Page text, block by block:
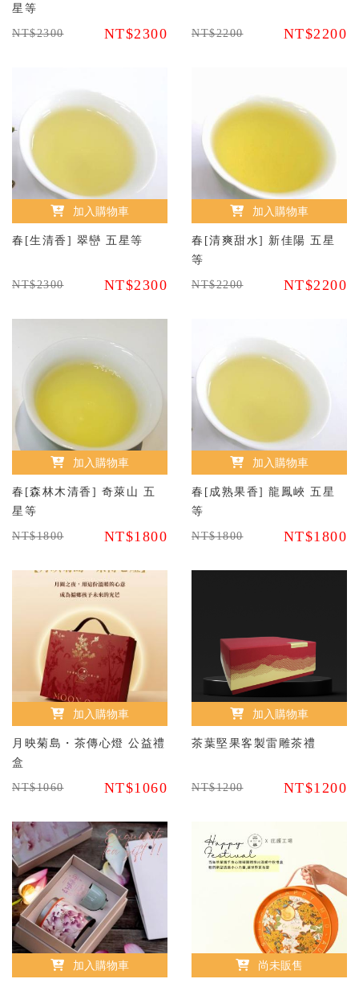
星等
NT$2300 NT$2300 NT$2200 NT$2200
加入購物車
春[生清香] 翠巒 五星等
NT$2300 NT$2300
加入購物車
春[清爽甜水] 新佳陽 五星
等
NT$2200 NT$2200
加入購物車
春[森林木清香] 奇萊山 五
星等
NT$1800 NT$1800
加入購物車
春[成熟果香] 龍鳳峽 五星
等
NT$1800 NT$1800
加入購物車
月映菊島・茶傳心燈 公益禮
盒
NT$1060 NT$1060
加入購物車
茶葉堅果客製雷雕茶禮
NT$1200 NT$1200
加入購物車 尚未販售